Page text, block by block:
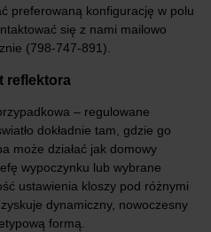
preferowaną konfigurację w polu
się z nami mailowo
(798-747-891).
reflektora
– regulowane
dokładnie tam, gdzie go
może działać jak domowy
wypoczynku lub wybrane
ustawienia kloszy pod różnymi
dynamiczny, nowoczesny
formą.